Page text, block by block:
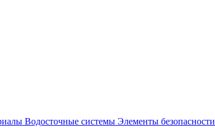
Водосточные системы Элементы безопасности